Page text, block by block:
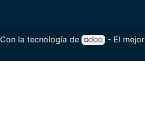
Con la tecnología de - El mejor